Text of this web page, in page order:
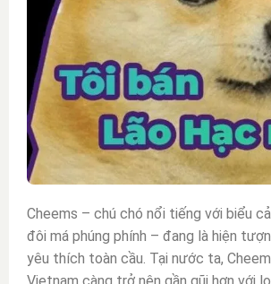
Cheems – chú chó nổi tiếng với biểu
đôi má phúng phính – đang là hiện
yêu thích toàn cầu. Tại nước ta,
Vietnam càng trở nên gần gũi hơn với